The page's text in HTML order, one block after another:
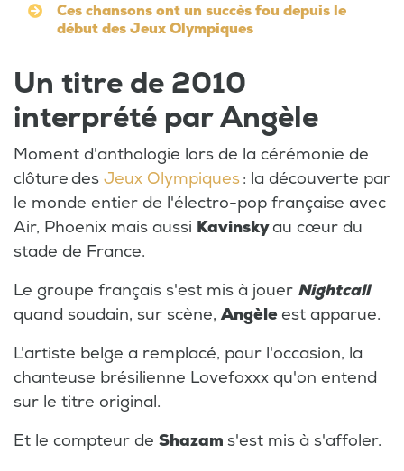
Ces chansons ont un succès fou depuis le
début des Jeux Olympiques
Un titre de 2010
interprété par Angèle
Moment d'anthologie lors de la cérémonie de
clôture des Jeux Olympiques: la découverte par
le monde entier de l'électro-pop française avec
Air, Phoenix mais aussi Kavinskyau cœur du
stade de France.
Le groupe français s'est mis à jouer Nightcall
quand soudain, sur scène, Angèleest apparue.
L'artiste belge a remplacé, pour l'occasion, la
chanteuse brésilienne Lovefoxxx qu'on entend
sur le titre original.
Et le compteur de Shazam s'est mis à s'affoler.